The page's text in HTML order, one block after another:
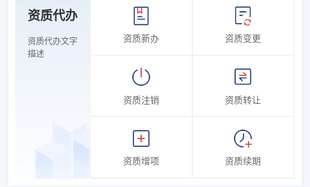
资质代办
资质代办文字
描述
资质新办 资质变更
资质注销 资质转让
资质增项 资质续期